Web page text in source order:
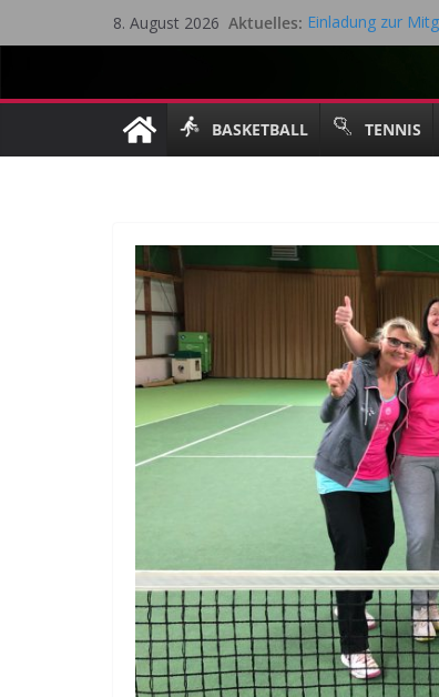
Inhalt
8. August 2026 Aktuelles: Einladung zur
Eifel Cup – LK
Saisonrückblick
BASKETBALL
TENNIS